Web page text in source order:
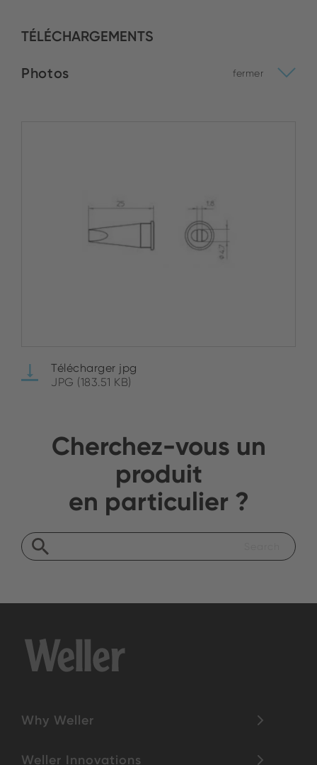
TÉLÉCHARGEMENTS
Photos fermer
Télécharger jpg
JPG (183.51 KB)
Cherchez-vous un
produit
en particulier ?
Why Weller
Weller Innovations